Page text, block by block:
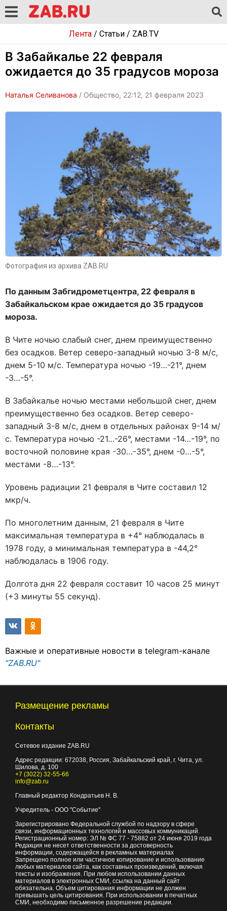
Лента/ Статьи/ ZAB.TV
В Забайкалье 22 февраля
ожидается до 35 градусов мороза
Наталья Селиванова / Общество, 22:12, 21 февраля 2023
Фотография из архива ZAB.RU
По данным Забгидрометцентра, 22 февраля в
Забайкальском крае ожидается до 35 градусов
мороза.
В Чите ночью слабый снег, днем преимущественно
без осадков. Ветер северо-западный ночью 3-8 м/с,
днем 5-10 м/с. Температура ночью -19…-21°, днем
-3…-5°.
В Забайкалье ночью местами небольшой снег, днем
преимущественно без осадков. Ветер северо-
западный 3-8 м/с, днем в отдельных районах 9-14 м/
с. Температура ночью -21…-26°, местами -14…-19°, по
восточной половине края -30…-35°, днем -0…-5°,
местами -8…-13°.
Уровень радиации 21 февраля в Чите составил 12
мкр/ч.
По многолетним данным, 21 февраля в Чите
максимальная температура в +4° наблюдалась в
1978 году, а минимальная температура в -44,2°
наблюдалась в 1906 году.
Долгота дня 22 февраля составит 10 часов 25 минут
(+3 минуты 55 секунд).
Важные и оперативные новости в telegram-канале
"ZAB.RU"
Размещение рекламы
Контакты
Сетевое издание ZAB.RU
Адрес редакции: 672038 , Россия, Забайкальский край, г. Чита ул.
Шилова, д. 100
+7 (3022) 32-55-66
info@zab.ru
Главный редактор Кондратьев Н. В.
Учредитель - ООО "Событие"
Зарегистрировано Федеральной службой по надзору в сфере
связи, информационных технологий и массовых коммуникаций.
Регистрационный номер: ЭЛ № ФС 77 - 75882 от 24 июня 2019 года
Редакция не несет ответственности за достоверность
информации, содержащейся в рекламных материалах
Запрещено полное или частичное копирование и использование
любых материалов сайта, как составных произведений, включая
тексты и изображения. При любом использовании данных
материалов в электронных СМИ, ссылка на данный сайт
обязательна. Объем цитирования информации не должен
превышать цель цитирования. При использовании в печатных
СМИ, необходимо письменное разрешение редакции.